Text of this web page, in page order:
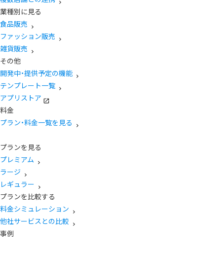
業種別に見る
食品販売
ファッション販売
雑貨販売
その他
開発中・提供予定の機能
テンプレート一覧
アプリストア
料金
プラン・料金一覧を見る
プランを見る
プレミアム
ラージ
レギュラー
プランを比較する
料金シミュレーション
他社サービスとの比較
事例